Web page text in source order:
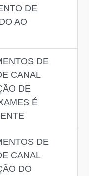
DE
AO
DE
CANAL
DE
É
DE
CANAL
DO